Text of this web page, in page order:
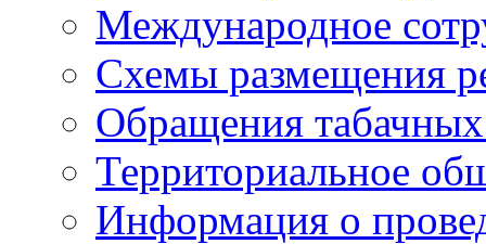
Международное
Схемы размещения
Обращения
Территориальное
Информация о